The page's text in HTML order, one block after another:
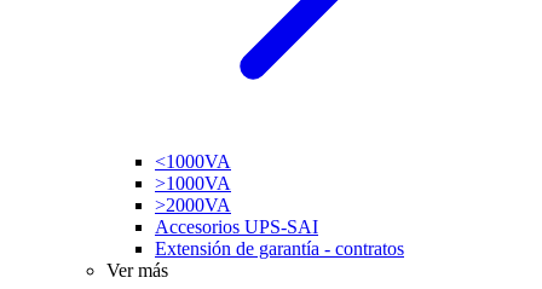
<1000VA
>1000VA
>2000VA
Accesorios UPS-SAI
Extensión de garantía - contratos
Ver más